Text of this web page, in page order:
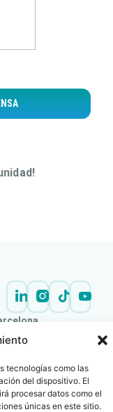
tecnologías como las
del dispositivo. El
procesar datos como el
únicas en este sitio.
de Gracia, 56 -
655
|Aviso
|SIIF(Canal
|Políticas